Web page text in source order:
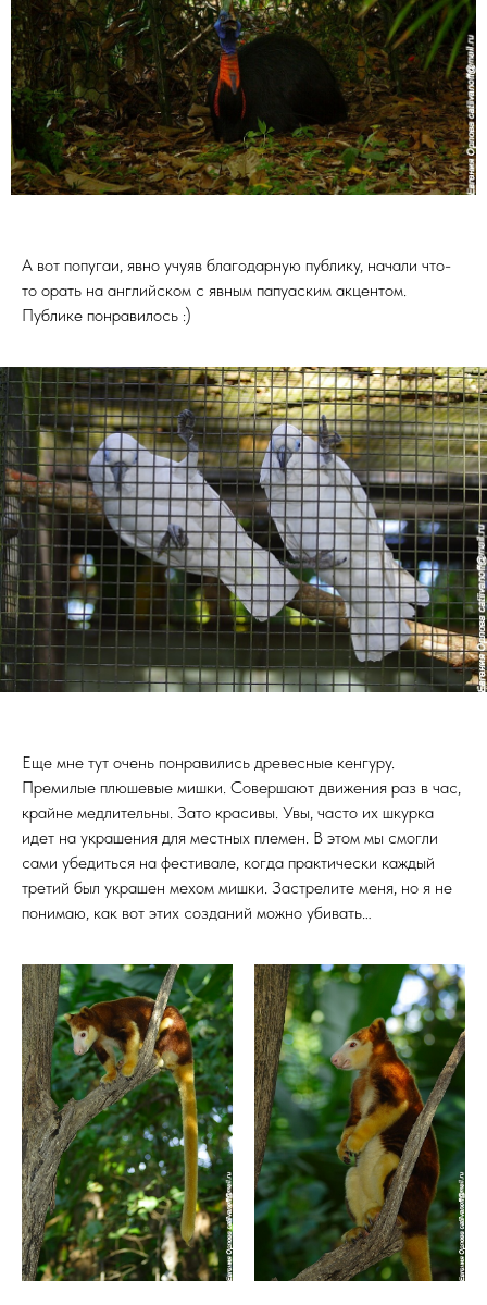
А вот попугаи, явно учуяв благодарную публику, начали что-
то орать на английском с явным папуаским акцентом.
Публике понравилось :)
Еще мне тут очень понравились древесные кенгуру.
Премилые плюшевые мишки. Совершают движения раз в час,
крайне медлительны. Зато красивы. Увы, часто их шкурка
идет на украшения для местных племен. В этом мы смогли
сами убедиться на фестивале, когда практически каждый
третий был украшен мехом мишки. Застрелите меня, но я не
понимаю, как вот этих созданий можно убивать…